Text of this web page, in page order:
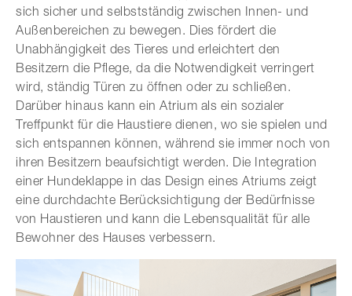
sich sicher und selbstständig zwischen Innen- und
Außenbereichen zu bewegen. Dies fördert die
Unabhängigkeit des Tieres und erleichtert den
Besitzern die Pflege, da die Notwendigkeit verringert
wird, ständig Türen zu öffnen oder zu schließen.
Darüber hinaus kann ein Atrium als ein sozialer
Treffpunkt für die Haustiere dienen, wo sie spielen und
sich entspannen können, während sie immer noch von
ihren Besitzern beaufsichtigt werden. Die Integration
einer Hundeklappe in das Design eines Atriums zeigt
eine durchdachte Berücksichtigung der Bedürfnisse
von Haustieren und kann die Lebensqualität für alle
Bewohner des Hauses verbessern.